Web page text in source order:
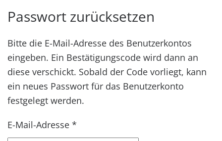
Passwort zurücksetzen
Bitte die E-Mail-Adresse des Benutzerkontos
eingeben. Ein Bestätigungscode wird dann an
diese verschickt. Sobald der Code vorliegt, kann
ein neues Passwort für das Benutzerkonto
festgelegt werden.
E-Mail-Adresse *